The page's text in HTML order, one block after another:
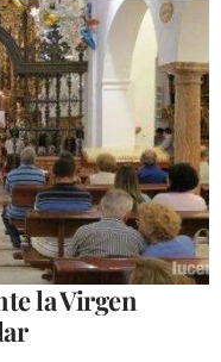
la Virgen